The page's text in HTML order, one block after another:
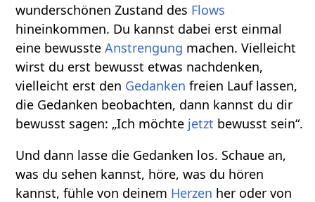
wunderschönen Zustand des Flows
hineinkommen. Du kannst dabei erst einmal
eine bewussteAnstrengung machen. Vielleicht
wirst du erst bewusst etwas nachdenken,
vielleicht erst den Gedanken freien Lauf lassen,
die Gedanken beobachten, dann kannst du dir
bewusst sagen: „Ich möchte jetzt bewusst sein“.
Und dann lasse die Gedanken los. Schaue an,
was du sehen kannst, höre, was du hören
kannst, fühle von deinem Herzen her oder von